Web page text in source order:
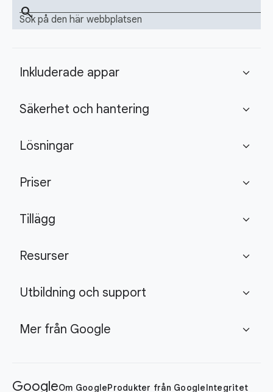
Sök på den här webbplatsen
search
Inkluderade appar expand_more
Säkerhet och hantering expand_more
Lösningar expand_more
Priser expand_more
Tillägg expand_more
Resurser expand_more
Utbildning och support expand_more
Mer från Google expand_more
GoogleOm GoogleProdukter från GoogleIntegritet